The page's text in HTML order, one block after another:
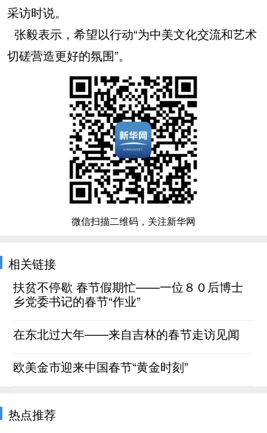
采访时说。
张毅表示，希望以行动“为中美文化交流和艺术
切磋营造更好的氛围”。
微信扫描二维码，关注新华网
相关链接
扶贫不停歇 春节假期忙——一位８０后博士
乡党委书记的春节“作业”
在东北过大年——来自吉林的春节走访见闻
欧美金市迎来中国春节“黄金时刻”
热点推荐